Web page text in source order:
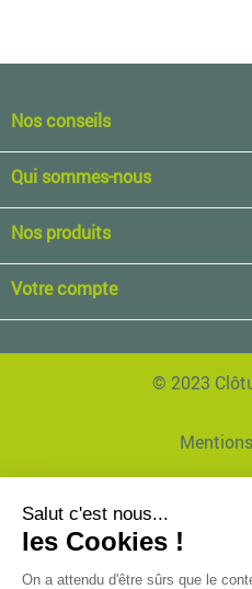
Nos conseils
Qui sommes-nous
Nos produits
Votre compte
© 2023
Données
Réalisation